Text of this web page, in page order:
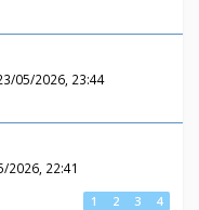
05/2026, 23:44
2026, 22:41
1 2 3 4